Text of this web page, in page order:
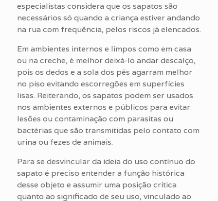
especialistas considera que os sapatos são
necessários só quando a criança estiver andando
na rua com frequência, pelos riscos já elencados.
Em ambientes internos e limpos como em casa
ou na creche, é melhor deixá-lo andar descalço,
pois os dedos e a sola dos pés agarram melhor
no piso evitando escorregões em superfícies
lisas. Reiterando, os sapatos podem ser usados
nos ambientes externos e públicos para evitar
lesões ou contaminação com parasitas ou
bactérias que são transmitidas pelo contato com
urina ou fezes de animais.
Para se desvincular da ideia do uso contínuo do
sapato é preciso entender a função histórica
desse objeto e assumir uma posição crítica
quanto ao significado de seu uso, vinculado ao